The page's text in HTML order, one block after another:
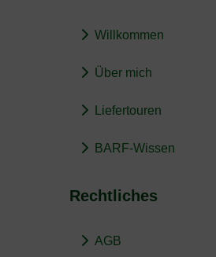
Willkommen
Über mich
Liefertouren
BARF-Wissen
Rechtliches
AGB